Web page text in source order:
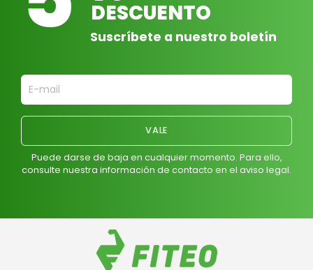
DESCUENTO
Suscríbete a nuestro boletín
Puede darse de baja en cualquier momento. Para ello,
consulte nuestra información de contacto en el aviso legal.